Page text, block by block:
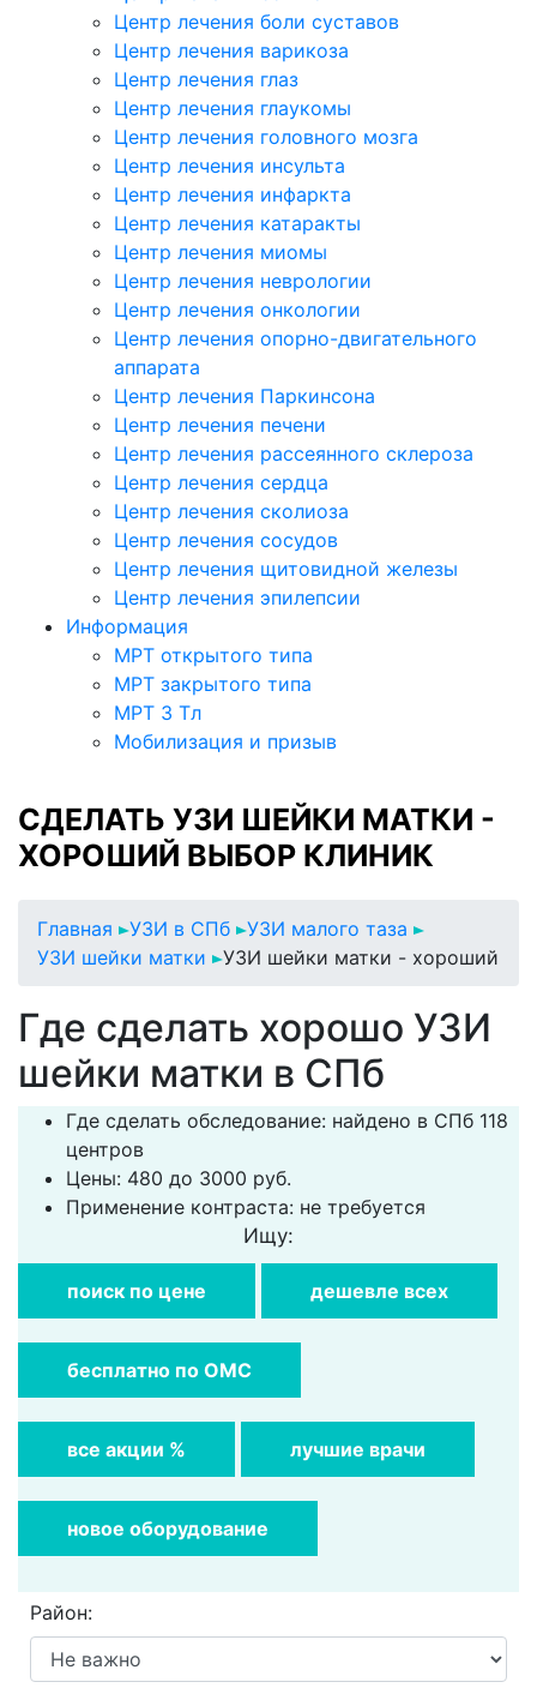
Центр лечения боли суставов
Центр лечения варикоза
Центр лечения глаз
Центр лечения глаукомы
Центр лечения головного мозга
Центр лечения инсульта
Центр лечения инфаркта
Центр лечения катаракты
Центр лечения миомы
Центр лечения неврологии
Центр лечения онкологии
Центр лечения опорно-двигательного
аппарата
Центр лечения Паркинсона
Центр лечения печени
Центр лечения рассеянного склероза
Центр лечения сердца
Центр лечения сколиоза
Центр лечения сосудов
Центр лечения щитовидной железы
Центр лечения эпилепсии
Информация
МРТ открытого типа
МРТ закрытого типа
МРТ 3 Тл
Мобилизация и призыв
СДЕЛАТЬ УЗИ ШЕЙКИ МАТКИ -
ХОРОШИЙ ВЫБОР КЛИНИК
Главная УЗИ в СПб
УЗИ малого таза
УЗИ шейки матки
УЗИ шейки матки - хороший
Где сделать хорошо УЗИ
шейки матки в СПб
Где сделать обследование: найдено в СПб 118
центров
Цены: 480 до 3000 руб.
Применение контраста: не требуется
Ищу:
поиск по цене дешевле всех
бесплатно по ОМС
все акции % лучшие врачи
новое оборудование
Район: